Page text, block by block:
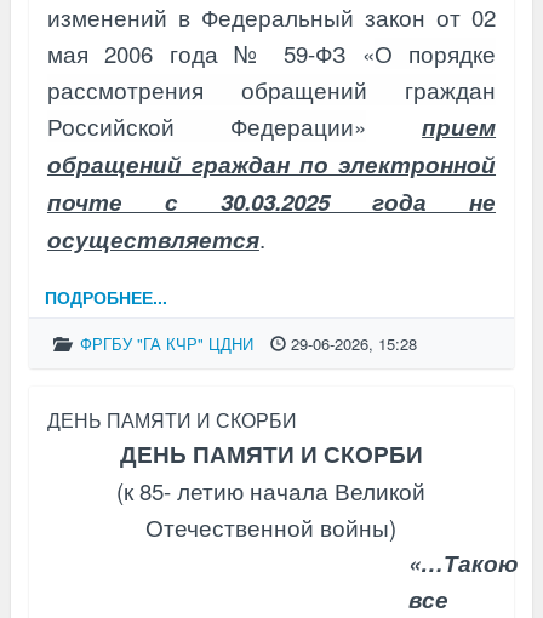
изменений в Федеральный закон от 02
мая 2006 года № 59-ФЗ «О порядке
рассмотрения обращений граждан
Российской Федерации»
прием
обращений граждан по электронной
почте с 30.03.2025 года не
осуществляется.
ПОДРОБНЕЕ...
ФРГБУ "ГА КЧР" ЦДНИ 29-06-2026, 15:28
ДЕНЬ ПАМЯТИ И СКОРБИ
ДЕНЬ ПАМЯТИ И СКОРБИ
(к 85- летию начала Великой
Отечественной войны)
«…Такою
все